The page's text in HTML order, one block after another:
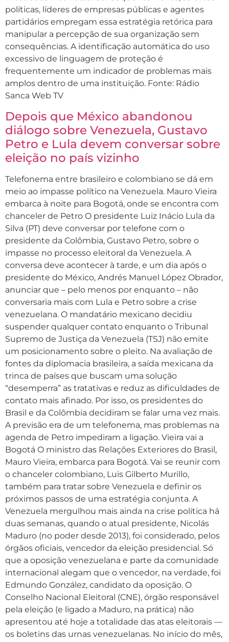
políticas, líderes de empresas públicas e agentes
partidários empregam essa estratégia retórica para
manipular a percepção de sua organização sem
consequências. A identificação automática do uso
excessivo de linguagem de proteção é
frequentemente um indicador de problemas mais
amplos dentro de uma instituição. Fonte: Rádio
Sanca Web TV
Depois que México abandonou
diálogo sobre Venezuela, Gustavo
Petro e Lula devem conversar sobre
eleição no país vizinho
Telefonema entre brasileiro e colombiano se dá em
meio ao impasse político na Venezuela. Mauro Vieira
embarca à noite para Bogotá, onde se encontra com
chanceler de Petro O presidente Luiz Inácio Lula da
Silva (PT) deve conversar por telefone com o
presidente da Colômbia, Gustavo Petro, sobre o
impasse no processo eleitoral da Venezuela. A
conversa deve acontecer à tarde, e um dia após o
presidente do México, Andrés Manuel López Obrador,
anunciar que – pelo menos por enquanto – não
conversaria mais com Lula e Petro sobre a crise
venezuelana. O mandatário mexicano decidiu
suspender qualquer contato enquanto o Tribunal
Supremo de Justiça da Venezuela (TSJ) não emite
um posicionamento sobre o pleito. Na avaliação de
fontes da diplomacia brasileira, a saída mexicana da
trinca de países que buscam uma solução
“desemperra” as tratativas e reduz as dificuldades de
contato mais afinado. Por isso, os presidentes do
Brasil e da Colômbia decidiram se falar uma vez mais.
A previsão era de um telefonema, mas problemas na
agenda de Petro impediram a ligação. Vieira vai a
Bogotá O ministro das Relações Exteriores do Brasil,
Mauro Vieira, embarca para Bogotá. Vai se reunir com
o chanceler colombiano, Luis Gilberto Murillo,
também para tratar sobre Venezuela e definir os
próximos passos de uma estratégia conjunta. A
Venezuela mergulhou mais ainda na crise política há
duas semanas, quando o atual presidente, Nicolás
Maduro (no poder desde 2013), foi considerado, pelos
órgãos oficiais, vencedor da eleição presidencial. Só
que a oposição venezuelana e parte da comunidade
internacional alegam que o vencedor, na verdade, foi
Edmundo González, candidato da oposição. O
Conselho Nacional Eleitoral (CNE), órgão responsável
pela eleição (e ligado a Maduro, na prática) não
apresentou até hoje a totalidade das atas eleitorais —
os boletins das urnas venezuelanas. No início do mês,